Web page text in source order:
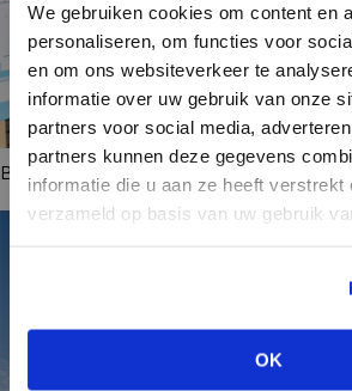
We gebruiken cookies om content en
personaliseren, om functies voor
en om ons websiteverkeer te
informatie over uw gebruik van onze
partners voor social media,
partners kunnen deze gegevens
informatie die u aan ze heeft verstrekt
verzameld op basis van uw gebruik
OK
DON’T HAVE AN
YET?
view the other
VIEW ALL OPTIONS
BRAND LIST + FLOORPLAN